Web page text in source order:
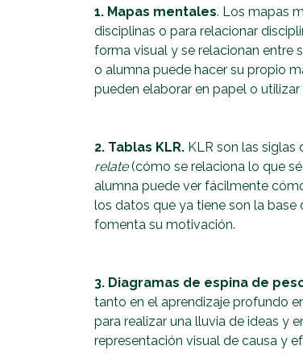
1. Mapas mentales. Los mapas
disciplinas o para relacionar
forma visual y se relacionan entre
o alumna puede hacer su propio
pueden elaborar en papel o
2. Tablas KLR. KLR son las siglas
relate(cómo se relaciona lo que
alumna puede ver fácilmente
los datos que ya tiene son la
fomenta su motivación.
3. Diagramas de espina de
tanto en el aprendizaje profundo
para realizar una lluvia de ideas y
representación visual de causa y